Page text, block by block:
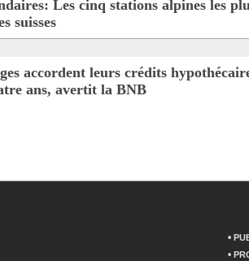
Les cinq stations alpines les
suisses
accordent leurs crédits
ans, avertit la BNB
•
•